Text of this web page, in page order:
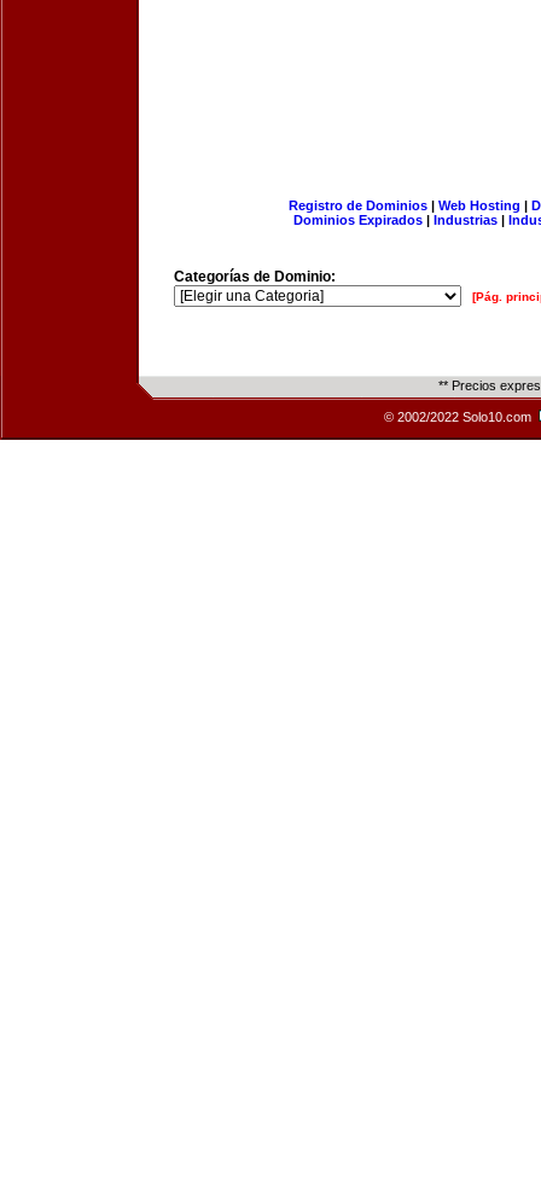
Registro de Dominios| Web Hosting |
Dominios Expirados | Industrias |
Categorías de Dominio:
[Pág.
** Precios
© 2002/2022 Solo10.com